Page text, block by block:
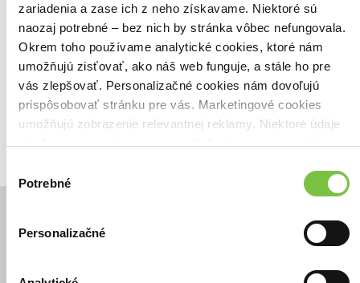
zariadenia a zase ich z neho získavame. Niektoré sú
naozaj potrebné – bez nich by stránka vôbec nefungovala.
Okrem toho používame analytické cookies, ktoré nám
umožňujú zisťovať, ako náš web funguje, a stále ho pre
vás zlepšovať. Personalizačné cookies nám dovoľujú
prispôsobovať stránku pre vás. Marketingové cookies
umožňujú zobrazenie relevantnej reklamy. Niektoré údaje
zdieľame aj s tretími stranami. Veľmi by nám pomohlo,
súhlasu
Potrebné
Personalizačné
Našli sme0titulov
Zoradiť podľa:
Filtrovať